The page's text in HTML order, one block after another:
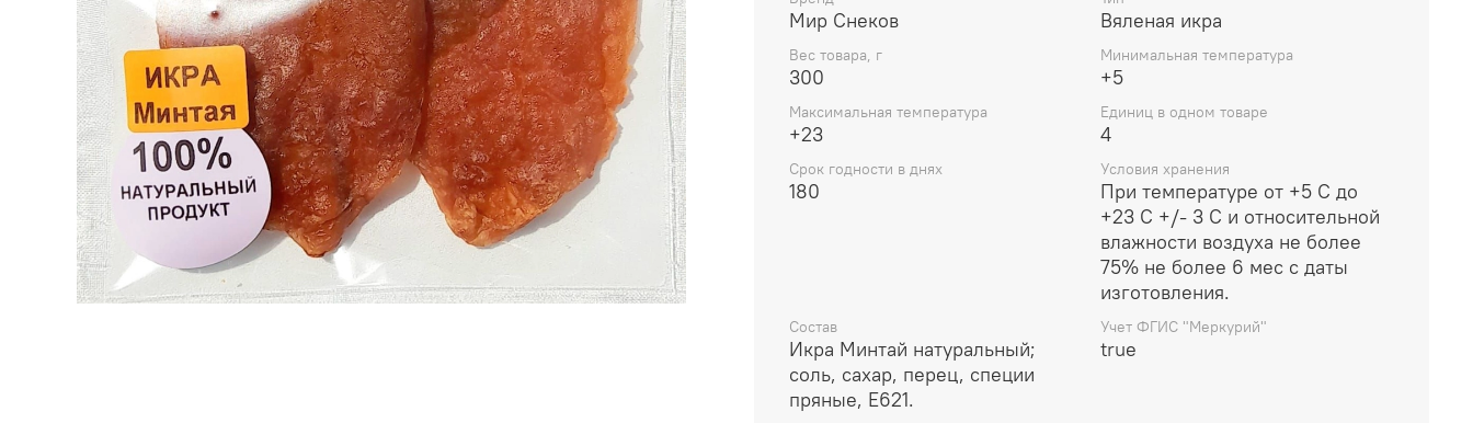
Мир Снеков Вяленая икра
Вес товара, г
300
Минимальная температура
+5
Максимальная температура
+23
Единиц в одном товаре
4
Срок годности в днях
180
Условия хранения
При температуре от +5 С до
+23 С +/- 3 С и относительной
влажности воздуха не более
75% не более 6 мес с даты
изготовления.
Состав
Икра Минтай натуральный;
соль, сахар, перец, специи
пряные, E621.
Учет ФГИС "Меркурий"
true